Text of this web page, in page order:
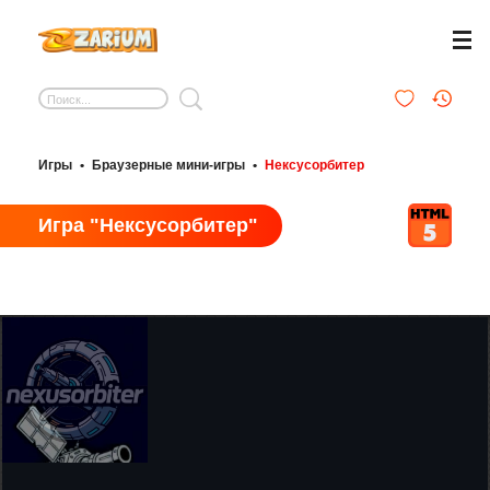
Игры • Браузерные мини-игры • Нексусорбитер
Игра "Нексусорбитер"